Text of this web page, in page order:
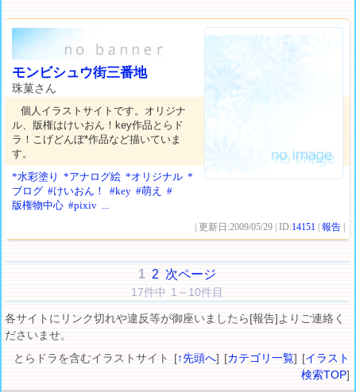
モンビシュウ街三番地
珠菓さん
個人イラストサイトです。オリジナ
ル、版権はけいおん！key作品とらド
ラ！こげどんぼ*作品など描いていま
す。
*水彩塗り
*アナログ絵 *オリジナル *
ブログ #けいおん！ #key #萌え
#
版権物中心 #pixiv ...
| 更新日:2009/05/29 | ID:14151 |報告
1 2 次ページ
17件中 1～10件目
各サイトにリンク切れや違反等が御座いましたら[報告]よりご連絡く
ださいませ。
とらドラを含むイラストサイト [↑先頭へ] [カテゴリ一覧] [イラスト
検索TOP]